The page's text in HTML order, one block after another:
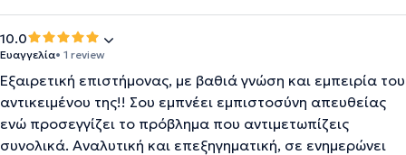
10.0
Ευαγγελία• 1 review
Εξαιρετική επιστήμονας, με βαθιά γνώση και εμπειρία του
αντικειμένου της!! Σου εμπνέει εμπιστοσύνη απευθείας
ενώ προσεγγίζει το πρόβλημα που αντιμετωπίζεις
συνολικά. Αναλυτική και επεξηγηματική, σε ενημερώνει